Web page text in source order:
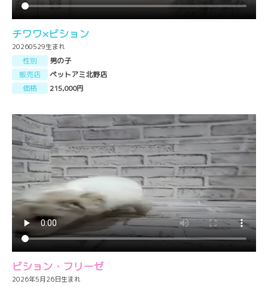
チワワ×ビション
20260529生まれ
性別
男の子
販売店
ペットアミ北野店
価格
215,000円
ビション・フリーゼ
2026年5月26日生まれ